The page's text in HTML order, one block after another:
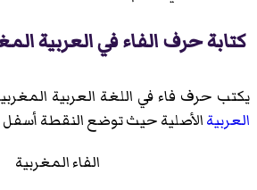
كتابة حرف الفاء في العربية
يكتب حرف فاء في اللغة العربية
العربيةالأصلية حيث توضع النقطة
الفاء المغربية